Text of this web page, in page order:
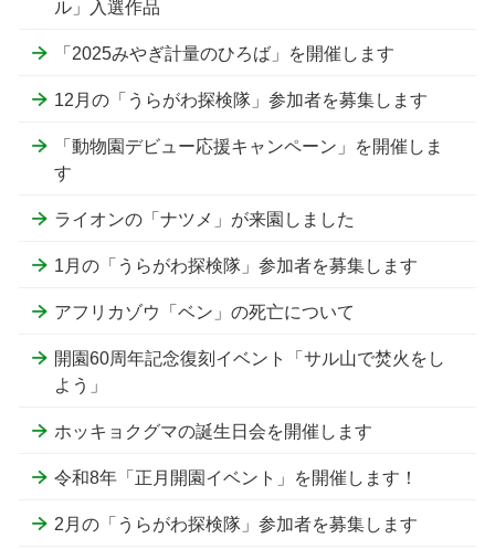
ル」入選作品
「2025みやぎ計量のひろば」を開催します
12月の「うらがわ探検隊」参加者を募集します
「動物園デビュー応援キャンペーン」を開催しま
す
ライオンの「ナツメ」が来園しました
1月の「うらがわ探検隊」参加者を募集します
アフリカゾウ「ベン」の死亡について
開園60周年記念復刻イベント「サル山で焚火をし
よう」
ホッキョクグマの誕生日会を開催します
令和8年「正月開園イベント」を開催します！
2月の「うらがわ探検隊」参加者を募集します